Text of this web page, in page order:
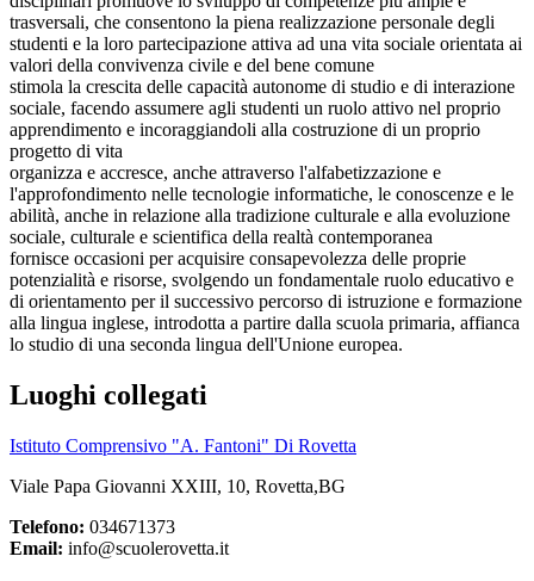
trasversali, che consentono la piena realizzazione personale degli
studenti e la loro partecipazione attiva ad una vita sociale orientata ai
valori della convivenza civile e del bene comune
stimola la crescita delle capacità autonome di studio e di interazione
sociale, facendo assumere agli studenti un ruolo attivo nel proprio
apprendimento e incoraggiandoli alla costruzione di un proprio
progetto di vita
organizza e accresce, anche attraverso l'alfabetizzazione e
l'approfondimento nelle tecnologie informatiche, le conoscenze e le
abilità, anche in relazione alla tradizione culturale e alla evoluzione
sociale, culturale e scientifica della realtà contemporanea
fornisce occasioni per acquisire consapevolezza delle proprie
potenzialità e risorse, svolgendo un fondamentale ruolo educativo e
di orientamento per il successivo percorso di istruzione e formazione
alla lingua inglese, introdotta a partire dalla scuola primaria, affianca
lo studio di una seconda lingua dell'Unione europea.
Luoghi collegati
Istituto Comprensivo "A. Fantoni" Di Rovetta
Viale Papa Giovanni XXIII, 10, Rovetta,BG
Telefono: 034671373
Email: info@scuolerovetta.it